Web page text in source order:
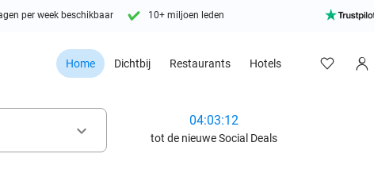
per week beschikbaar 10+ miljoen leden
Home Dichtbij Restaurants Hotels
keyboard_arrow_down
04:03:10
tot de nieuwe Social Deals